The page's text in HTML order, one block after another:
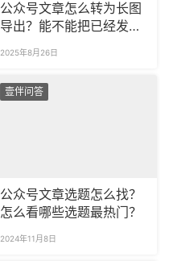
公众号文章怎么转为长图
导出？能不能把已经发布
2025年8月26日
壹伴问答
公众号文章选题怎么找？
怎么看哪些选题最热门？
2024年11月8日